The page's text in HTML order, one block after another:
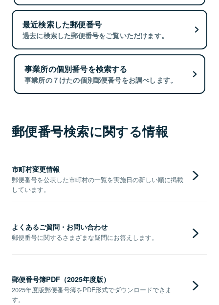
最近検索した郵便番号
過去に検索した郵便番号をご覧いただけます。
事業所の個別番号を検索する
事業所の７けたの個別郵便番号をお調べします。
郵便番号検索に関する情報
市町村変更情報
郵便番号を公表した市町村の一覧を実施日の新しい順に掲載
しています。
よくあるご質問・お問い合わせ
郵便番号に関するさまざまな疑問にお答えします。
郵便番号簿PDF（2025年度版）
2025年度版郵便番号簿をPDF形式でダウンロードできま
す。